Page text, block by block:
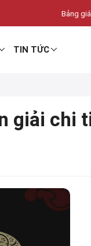
Bảng
TIN TỨC
giải chi